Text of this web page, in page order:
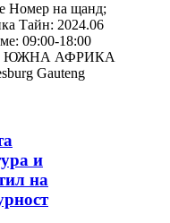
Номер на щанд;
Тайн: 2024.06
09:00-18:00
ЮЖНА АФРИКА
Gauteng
и
на